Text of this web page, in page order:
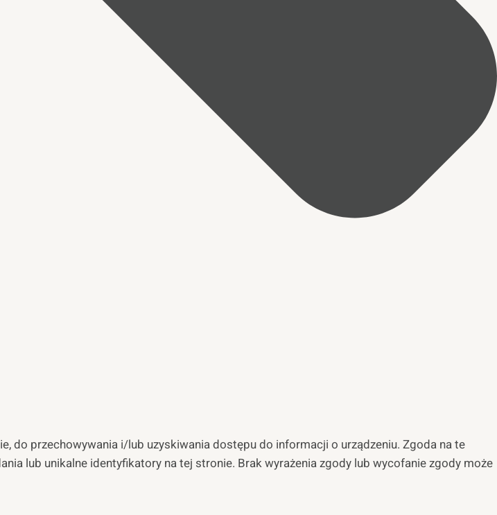
do przechowywania i/lub uzyskiwania dostępu do informacji o urządzeniu. Zgoda na te
lub unikalne identyfikatory na tej stronie. Brak wyrażenia zgody lub wycofanie zgody może